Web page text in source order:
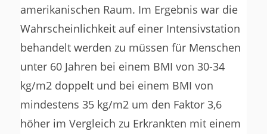
amerikanischen Raum. Im Ergebnis war die
Wahrscheinlichkeit auf einer Intensivstation
behandelt werden zu müssen für Menschen
unter 60 Jahren bei einem BMI von 30-34
kg/m2 doppelt und bei einem BMI von
mindestens 35 kg/m2 um den Faktor 3,6
höher im Vergleich zu Erkrankten mit einem